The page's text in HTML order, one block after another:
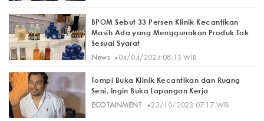
BPOM Sebut 33 Persen Klinik Kecantikan
Masih Ada yang Menggunakan Produk Tak
Sesuai Syarat
News· 04/04/2024 08:13 WIB
Tompi Buka Klinik Kecantikan dan Ruang
Seni, Ingin Buka Lapangan Kerja
ECOTAINMENT
· 23/10/2023 07:17 WIB